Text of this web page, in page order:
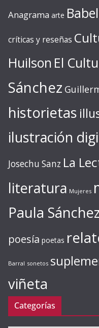
Anagrama arte
críticas y reseñas
Huilson El
Sánchez
historietas
ilustración
Josechu Sanz La
literatura Mujeres
Paula
poesía poetas
Barral sonetos
viñeta
Categorías